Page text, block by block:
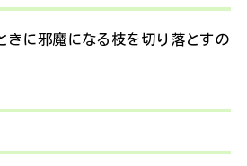
きに邪魔になる枝を切り落とすの